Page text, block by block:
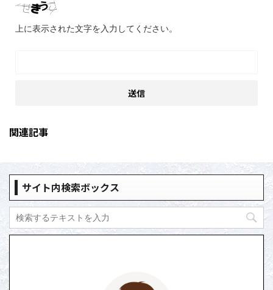
上に表示された文字を入力してください。
関連記事
サイト内検索ボックス